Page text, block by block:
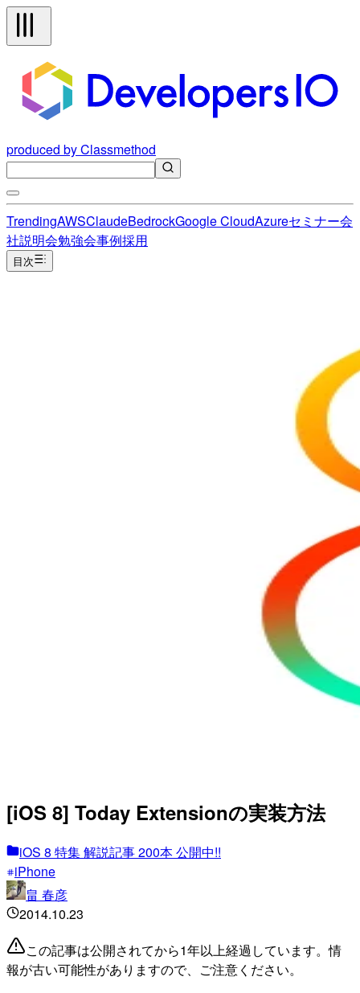
produced by Classmethod
TrendingAWSClaudeBedrockGoogle CloudAzureセミナー会
社説明会勉強会事例採用
目次
[iOS 8] Today Extensionの実装方法
iOS 8 特集 解説記事 200本 公開中!!
iPhone
畠 春彦
2014.10.23
この記事は公開されてから1年以上経過しています。情
報が古い可能性がありますので、ご注意ください。